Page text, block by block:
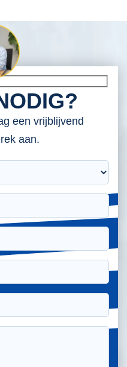
een vrijblijvend
aan.